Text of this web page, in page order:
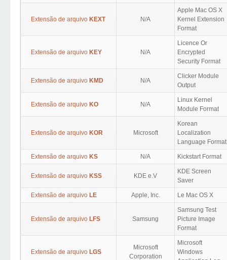
Extensão de arquivo KEXT N/A
Apple Mac OS X
Kernel Extension
Format
Extensão de arquivo KEY N/A
Licence Or
Encrypted
Security Format
Extensão de arquivo KMD N/A
Clicker Module
Output
Extensão de arquivo KO N/A
Linux Kernel
Module Format
Extensão de arquivo KOR Microsoft
Korean
Localization
Language Format
Extensão de arquivo KS N/A Kickstart Format
Extensão de arquivo KSS KDE e.V
KDE Screen
Saver
Extensão de arquivo LE Apple, Inc. Le Mac OS X
Extensão de arquivo LFS Samsung
Samsung Test
Picture Image
Format
Extensão de arquivo LGS
Microsoft
Corporation
Microsoft
Windows